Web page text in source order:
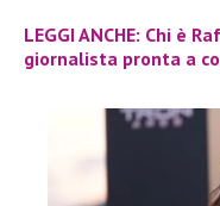
LEGGI ANCHE: Chi è
giornalista pronta a